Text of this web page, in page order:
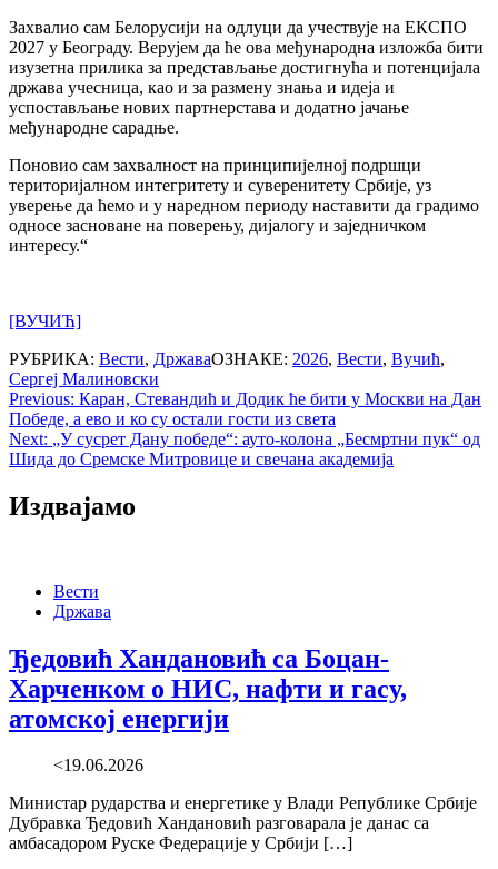
Захвалио сам Белорусији на одлуци да учествује на ЕКСПО
2027 у Београду. Верујем да ће ова међународна изложба бити
изузетна прилика за представљање достигнућа и потенцијала
држава учесница, као и за размену знања и идеја и
успостављање нових партнерстава и додатно јачање
међународне сарадње.
Поновио сам захвалност на принципијелној подршци
територијалном интегритету и суверенитету Србије, уз
уверење да ћемо и у наредном периоду наставити да градимо
односе засноване на поверењу, дијалогу и заједничком
интересу.“
[ВУЧИЋ]
РУБРИКА: Вести, ДржаваОЗНАКЕ: 2026, Вести, Вучић,
Сергеј Малиновски
Post
navigation
Previous: Каран, Стевандић и Додик ће бити у Москви на Дан
Победе, а ево и ко су остали гости из света
Next: „У сусрет Дану победе“: ауто-колона „Бесмртни пук“ од
Шида до Сремске Митровице и свечана академија
Издвајамо
Вести
Држава
Ђедовић Хандановић са Боцан-
Харченком о НИС, нафти и гасу,
атомској енергији
<19.06.2026
Министар рударства и енергетике у Влади Републике Србије
Дубравка Ђедовић Хандановић разговарала је данас са
амбасадором Руске Федерације у Србији […]